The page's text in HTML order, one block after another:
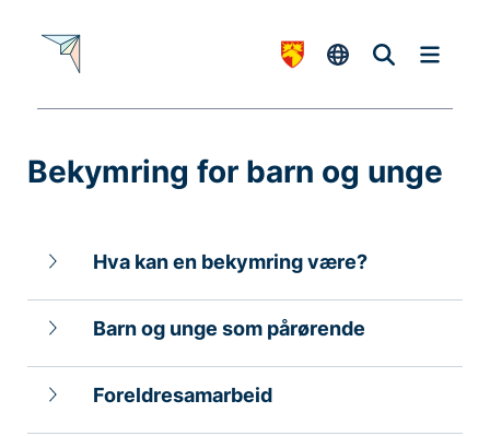
Bekymring for barn og unge
Hva kan en bekymring være?
Barn og unge som pårørende
Foreldresamarbeid